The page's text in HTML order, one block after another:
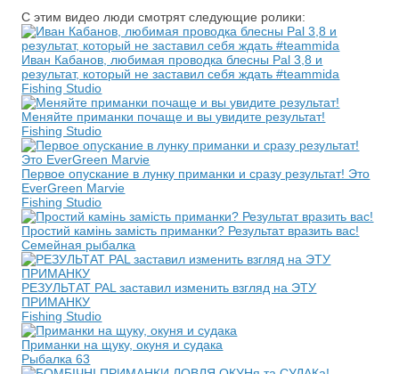
С этим видео люди смотрят следующие ролики:
Иван Кабанов, любимая проводка блесны Pal 3,8 и
результат, который не заставил себя ждать #teammida
Fishing Studio
Меняйте приманки почаще и вы увидите результат!
Fishing Studio
Первое опускание в лунку приманки и сразу результат! Это
EverGreen Marvie
Fishing Studio
Простий камінь замість приманки? Результат вразить вас!
Семейная рыбалка
РЕЗУЛЬТАТ PAL заставил изменить взгляд на ЭТУ
ПРИМАНКУ
Fishing Studio
Приманки на щуку, окуня и судака
Рыбалка 63